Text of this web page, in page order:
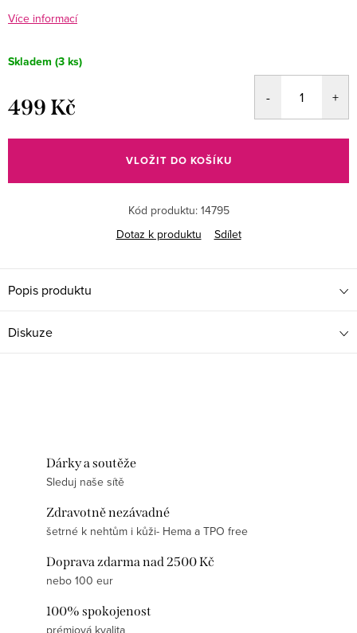
Více informací
Skladem (3 ks)
499 Kč
cena:
VLOŽIT DO KOŠÍKU
Kód produktu: 14795
Dotaz k produktu
Sdílet
Popis produktu
Diskuze
Dárky a soutěže
Sleduj naše sítě
Zdravotně nezávadné
šetrné k nehtům i kůži- Hema a TPO free
Doprava zdarma nad 2500 Kč
nebo 100 eur
100% spokojenost